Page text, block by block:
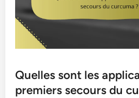
Quelles sont les
premiers secours du